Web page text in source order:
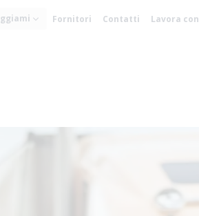
Fornitori Contatti Lavora